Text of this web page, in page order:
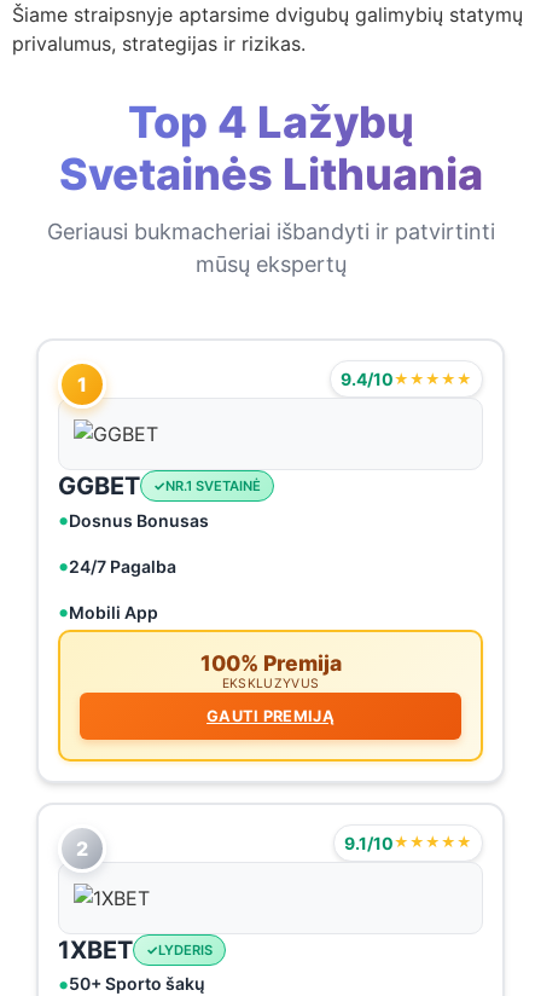
Šiame straipsnyje aptarsime dvigubų galimybių statymų
privalumus, strategijas ir rizikas.
Top 4 Lažybų
Svetainės Lithuania
Geriausi bukmacheriai išbandyti ir patvirtinti
mūsų ekspertų
1 9.4/10★★★★★
GGBET NR.1 SVETAINĖ
Dosnus Bonusas
24/7 Pagalba
Mobili App
100% Premija
EKSKLUZYVUS
GAUTI PREMIJĄ
2 9.1/10★★★★★
1XBET LYDERIS
50+ Sporto šakų